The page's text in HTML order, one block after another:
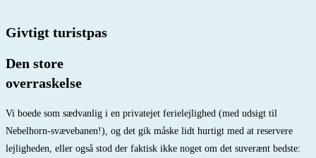
Givtigt turistpas
Den store
overraskelse
Vi boede som sædvanlig i en privatejet ferielejlighed (med udsigt til
Nebelhorn-svævebanen!), og det gik måske lidt hurtigt med at reservere
lejligheden, eller også stod der faktisk ikke noget om det suverænt bedste: